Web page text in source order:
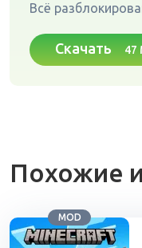
Всё
Скачать 47
Похожие
MOD